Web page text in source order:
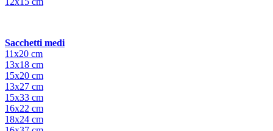
Sacchetti medi
11x20 cm
13x18 cm
15x20 cm
13x27 cm
15x33 cm
16x22 cm
18x24 cm